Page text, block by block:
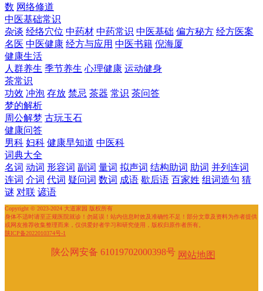
数 网络修道
中医基础常识
杂谈 经络穴位 中药材 中药常识 中医基础 偏方秘方 经方医案
名医 中医健康 经方与应用 中医书籍 倪海厦
健康生活
人群养生 季节养生 心理健康 运动健身
茶常识
功效 冲泡 存放 禁忌 茶器 常识 茶问答
梦的解析
周公解梦 古玩玉石
健康问答
男科 妇科 健康早知道 中医科
词典大全
名词 动词 形容词 副词 量词 拟声词 结构助词 助词 并列连词
连词 介词 代词 疑问词 数词 成语 歇后语 百家姓 组词造句 猜
谜 对联 谚语
Copyright © 2023-2024 大道家园 版权所有
身体不适时请至正规医院就诊！勿延误！站内信息时效及准确性不足！部分文章及资料为作者提供
或网友推荐收集整理而来，仅供爱好者学习和研究使用，版权归原作者所有。
陕ICP备2022010374号-1
陕公网安备 61019702000398号 网站地图